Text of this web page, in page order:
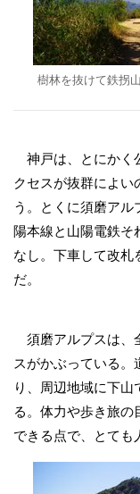
樹林を抜けて鉄拐
神戸は、とにかく
クセスが抜群によい
う。とくに須磨アル
陽本線と山陽電鉄そ
なし。下車して改札
だ。
須磨アルプスは、
スがかぶっている。
り、周辺地域に下
る。体力や歩き旅
できる点で、とても